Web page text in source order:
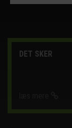
DET SKER